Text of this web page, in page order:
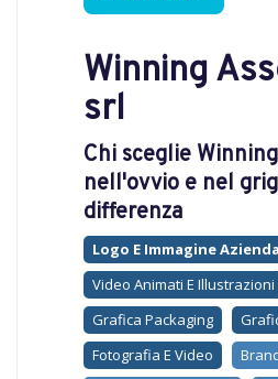
Winning
srl
Chi sceglie
nell'ovvio e nel
differenza
Logo E Immagine
Video Animati E Illustrazioni
Grafica Packaging
Fotografia E Video